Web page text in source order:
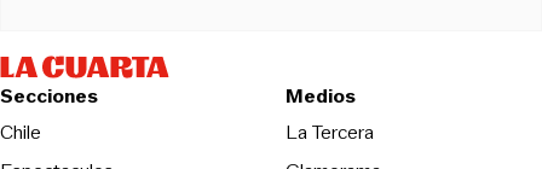
Secciones
Chile
Medios
La Tercera